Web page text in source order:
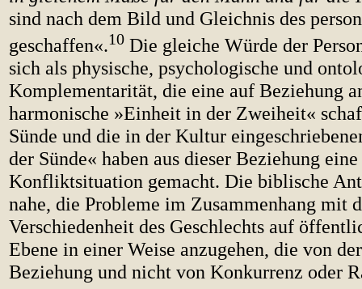
sind nach dem Bild und Gleichnis des
geschaffen«.10 Die gleiche Würde der
sich als physische, psychologische und
Komplementarität, die eine auf Beziehung
harmonische »Einheit in der Zweiheit«
Sünde und die in der Kultur
der Sünde« haben aus dieser Beziehung
Konfliktsituation gemacht. Die biblische
nahe, die Probleme im Zusammenhang mit
Verschiedenheit des Geschlechts auf
Ebene in einer Weise anzugehen, die von
Beziehung und nicht von Konkurrenz oder